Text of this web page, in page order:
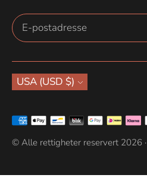
Valuta
USA (USD $)
Aksepterte
betalingsmetoder
© Alle rettigheter reservert 2026 ·